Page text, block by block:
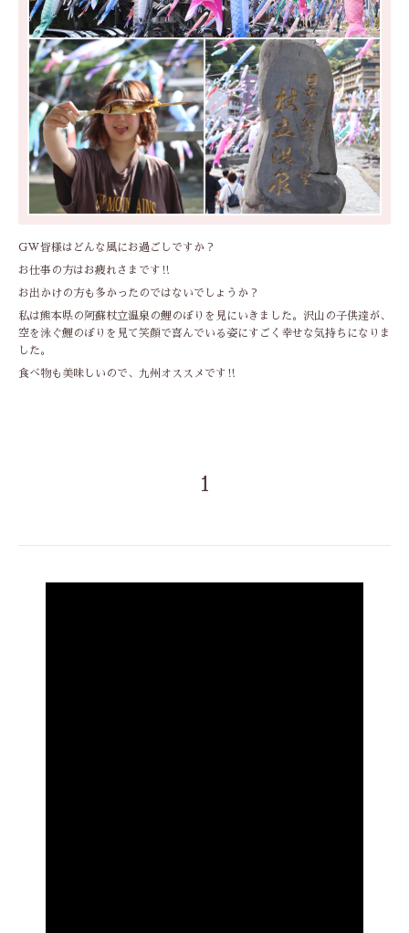
GW皆様はどんな風にお過ごしですか？
お仕事の方はお疲れさまです‼︎
お出かけの方も多かったのではないでしょうか？
私は熊本県の阿蘇杖立温泉の鯉のぼりを見にいきました。沢山の子供達が、
空を泳ぐ鯉のぼりを見て笑顔で喜んでいる姿にすごく幸せな気持ちになりま
した。
食べ物も美味しいので、九州オススメです‼︎
1